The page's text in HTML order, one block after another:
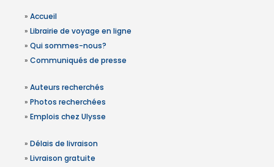
» Accueil
» Librairie de voyage en ligne
» Qui sommes-nous?
» Communiqués de presse
» Auteurs recherchés
» Photos recherchées
» Emplois chez Ulysse
» Délais de livraison
» Livraison gratuite